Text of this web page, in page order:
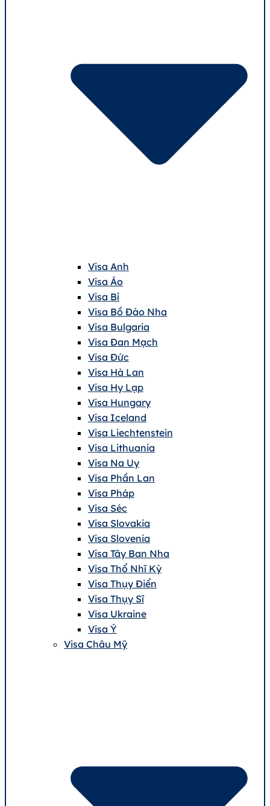
Visa Anh
Visa Áo
Visa Bỉ
Visa Bồ Đào Nha
Visa Bulgaria
Visa Đan Mạch
Visa Đức
Visa Hà Lan
Visa Hy Lạp
Visa Hungary
Visa Iceland
Visa Liechtenstein
Visa Lithuania
Visa Na Uy
Visa Phần Lan
Visa Pháp
Visa Séc
Visa Slovakia
Visa Slovenia
Visa Tây Ban Nha
Visa Thổ Nhĩ Kỳ
Visa Thụy Điển
Visa Thụy Sĩ
Visa Ukraine
Visa Ý
Visa Châu Mỹ